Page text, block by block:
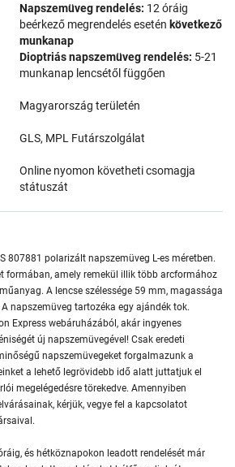
Napszemüveg rendelés: 12 óráig
beérkező megrendelés esetén következő
munkanap
Dioptriás napszemüveg rendelés: 5-21
munkanap lencsétől függően
Magyarország területén
GLS, MPL Futárszolgálat
Online nyomon követheti csomagja
státuszát
807881 polarizált napszemüveg L-es méretben.
formában, amely remekül illik több arcformához
A lencse szélessége 59 mm, magassága
napszemüveg tartozéka egy ajándék tok.
Express webáruházából, akár ingyenes
új napszemüvegével! Csak eredeti
napszemüvegeket forgalmazunk a
a lehető legrövidebb idő alatt juttatjuk el
megelégedésre törekedve. Amennyiben
kérjük, vegye fel a kapcsolatot
és hétköznapokon leadott rendelését már